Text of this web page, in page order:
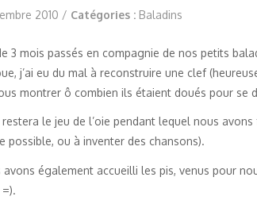
2010 / Catégories : Baladins
3 mois passés en compagnie de nos petits
j’ai eu du mal à reconstruire une clef
montrer ô combien ils étaient doués pour se
le jeu de l’oie pendant lequel nous
possible, ou à inventer des chansons).
avons également accueilli les pis, venus pour